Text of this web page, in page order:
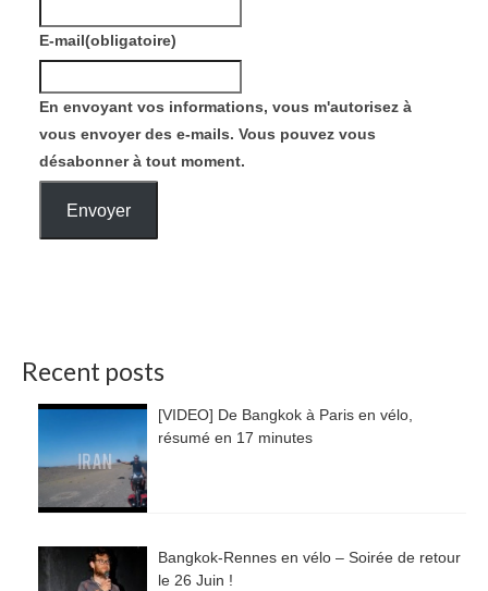
E-mail(obligatoire)
En envoyant vos informations, vous m'autorisez à
vous envoyer des e-mails. Vous pouvez vous
désabonner à tout moment.
Envoyer
Recent posts
[VIDEO] De Bangkok à Paris en vélo,
résumé en 17 minutes
Bangkok-Rennes en vélo – Soirée de retour
le 26 Juin !